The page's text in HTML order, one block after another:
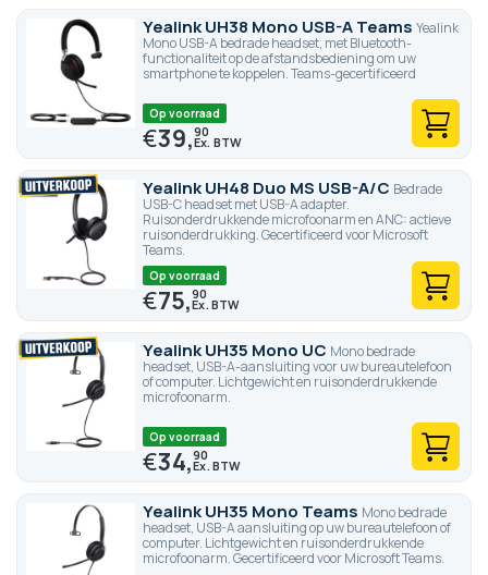
Yealink UH38 Mono USB-A Teams Yealink
Mono USB-A bedrade headset, met Bluetooth-
functionaliteit op de afstandsbediening om uw
smartphone te koppelen. Teams-gecertificeerd
Op voorraad
€39,90
Yealink UH48 Duo MS USB-A/C Bedrade
USB-C headset met USB-A adapter.
Ruisonderdrukkende microfoonarm en ANC: actieve
ruisonderdrukking. Gecertificeerd voor Microsoft
Teams.
Op voorraad
€75,90
Yealink UH35 Mono UC Mono bedrade
headset, USB-A-aansluiting voor uw bureautelefoon
of computer. Lichtgewicht en ruisonderdrukkende
microfoonarm.
Op voorraad
€34,90
Yealink UH35 Mono Teams Mono bedrade
headset, USB-A aansluiting op uw bureautelefoon of
computer. Lichtgewicht en ruisonderdrukkende
microfoonarm. Gecertificeerd voor Microsoft Teams.